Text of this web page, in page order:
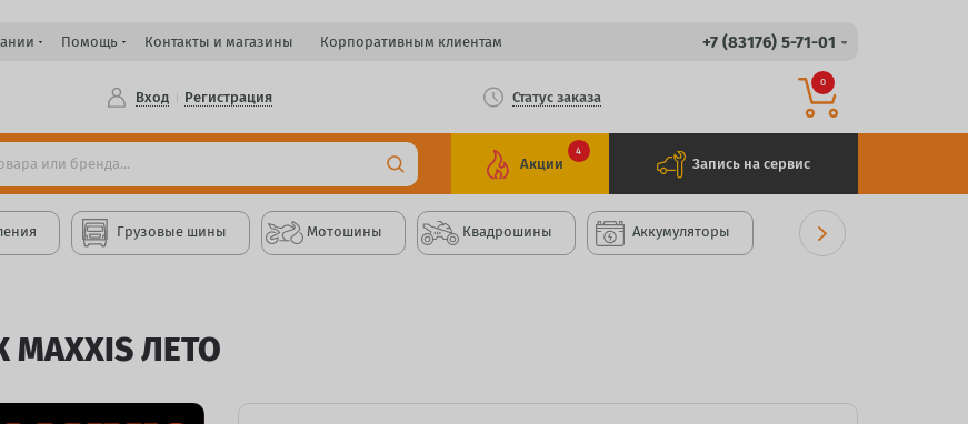
Помощь Контакты и магазины Корпоративным клиентам +7 (83176) 5-71-01
Вход Регистрация Статус заказа
0
Акции
4
Запись на сервис
Грузовые шины Мотошины Квадрошины Аккумуляторы
ЛЕТО